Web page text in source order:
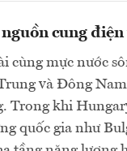
cung
cùng mực nước
và Đông
Trong khi
quốc gia như